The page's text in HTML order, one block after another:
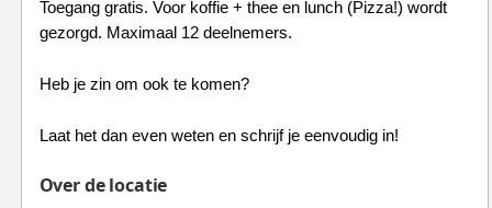
Toegang gratis. Voor koffie + thee en lunch (Pizza!) wordt
gezorgd. Maximaal 12 deelnemers.
Heb je zin om ook te komen?
Laat het dan even weten en schrijf je eenvoudig in!
Over de locatie